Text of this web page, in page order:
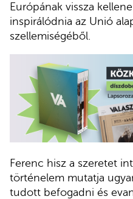
Európának vissza
inspirálódnia az Unió
szellemiségéből.
Ferenc hisz a szeretet
történelem mutatja
tudott befogadni és